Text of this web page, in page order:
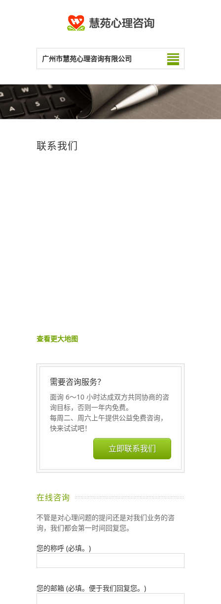
广州市慧苑心理咨询有限公司
联系我们
查看更大地图
需要咨询服务？
面询 6～10 小时达成双方共同协商的咨
询目标，否则一年内免费。
每周二、周六上午提供公益免费咨询，
快来试试吧！
立即联系我们
在线咨询
不管是对心理问题的提问还是对我们业务的咨
询，我们都会第一时间回复您。
您的称呼 (必填。)
您的邮箱 (必填。便于我们回复您。)